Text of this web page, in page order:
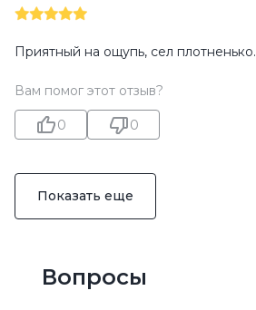
Приятный на ощупь, сел плотненько.
Вам помог этот отзыв?
0 0
Показать еще
Вопросы